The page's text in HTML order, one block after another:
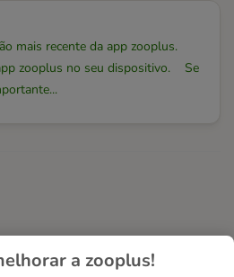
mais recente da app zooplus.
zooplus no seu dispositivo. Se
a zooplus!